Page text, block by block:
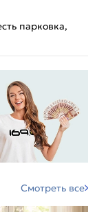
парковка,
Смотреть все